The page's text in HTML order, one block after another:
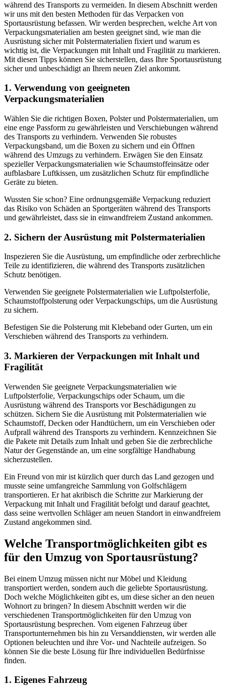
während des Transports zu vermeiden. In diesem Abschnitt werden
wir uns mit den besten Methoden für das Verpacken von
Sportausrüstung befassen. Wir werden besprechen, welche Art von
Verpackungsmaterialien am besten geeignet sind, wie man die
Ausrüstung sicher mit Polstermaterialien fixiert und warum es
wichtig ist, die Verpackungen mit Inhalt und Fragilität zu markieren.
Mit diesen Tipps können Sie sicherstellen, dass Ihre Sportausrüstung
sicher und unbeschädigt an Ihrem neuen Ziel ankommt.
1. Verwendung von geeigneten
Verpackungsmaterialien
Wählen Sie die richtigen Boxen, Polster und Polstermaterialien, um
eine enge Passform zu gewährleisten und Verschiebungen während
des Transports zu verhindern. Verwenden Sie robustes
Verpackungsband, um die Boxen zu sichern und ein Öffnen
während des Umzugs zu verhindern. Erwägen Sie den Einsatz
spezieller Verpackungsmaterialien wie Schaumstoffeinsätze oder
aufblasbare Luftkissen, um zusätzlichen Schutz für empfindliche
Geräte zu bieten.
Wussten Sie schon? Eine ordnungsgemäße Verpackung reduziert
das Risiko von Schäden an Sportgeräten während des Transports
und gewährleistet, dass sie in einwandfreiem Zustand ankommen.
2. Sichern der Ausrüstung mit Polstermaterialien
Inspezieren Sie die Ausrüstung, um empfindliche oder zerbrechliche
Teile zu identifizieren, die während des Transports zusätzlichen
Schutz benötigen.
Verwenden Sie geeignete Polstermaterialien wie Luftpolsterfolie,
Schaumstoffpolsterung oder Verpackungschips, um die Ausrüstung
zu sichern.
Befestigen Sie die Polsterung mit Klebeband oder Gurten, um ein
Verschieben während des Transports zu verhindern.
3. Markieren der Verpackungen mit Inhalt und
Fragilität
Verwenden Sie geeignete Verpackungsmaterialien wie
Luftpolsterfolie, Verpackungschips oder Schaum, um die
Ausrüstung während des Transports vor Beschädigungen zu
schützen. Sichern Sie die Ausrüstung mit Polstermaterialien wie
Schaumstoff, Decken oder Handtüchern, um ein Verschieben oder
Aufprall während des Transports zu verhindern. Kennzeichnen Sie
die Pakete mit Details zum Inhalt und geben Sie die zerbrechliche
Natur der Gegenstände an, um eine sorgfältige Handhabung
sicherzustellen.
Ein Freund von mir ist kürzlich quer durch das Land gezogen und
musste seine umfangreiche Sammlung von Golfschlägern
transportieren. Er hat akribisch die Schritte zur Markierung der
Verpackung mit Inhalt und Fragilität befolgt und darauf geachtet,
dass seine wertvollen Schläger am neuen Standort in einwandfreiem
Zustand angekommen sind.
Welche Transportmöglichkeiten gibt es
für den Umzug von Sportausrüstung?
Bei einem Umzug müssen nicht nur Möbel und Kleidung
transportiert werden, sondern auch die geliebte Sportausrüstung.
Doch welche Möglichkeiten gibt es, um diese sicher an den neuen
Wohnort zu bringen? In diesem Abschnitt werden wir die
verschiedenen Transportmöglichkeiten für den Umzug von
Sportausrüstung besprechen. Vom eigenen Fahrzeug über
Transportunternehmen bis hin zu Versanddiensten, wir werden alle
Optionen beleuchten und ihre Vor- und Nachteile aufzeigen. So
können Sie die beste Lösung für Ihre individuellen Bedürfnisse
finden.
1. Eigenes Fahrzeug